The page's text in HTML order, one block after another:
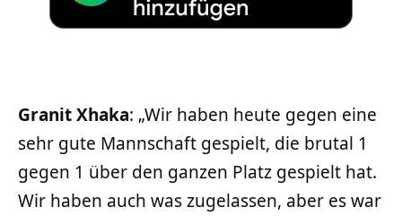
Granit Xhaka: „Wir haben heute gegen eine
sehr gute Mannschaft gespielt, die brutal 1
gegen 1 über den ganzen Platz gespielt hat.
Wir haben auch was zugelassen, aber es war